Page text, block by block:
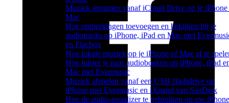
Muziek streamen vanaf iCloud Drive op je
Mac
Hoe opmerkingen toevoegen en bekijken bij je
audiotracks op iPhone, iPad en Mac met
en Flacbox
Hoe lokale muziek op je iPhone of Mac af te
Hoe luister je naar audioboeken op iPhone, iPad
Mac met Evermusic
Muziek afspelen vanaf een USB-flashdrive op
iPhone met Evermusic en iXpand van SanDisk
Hoe de audio-equalizer te gebruiken op uw